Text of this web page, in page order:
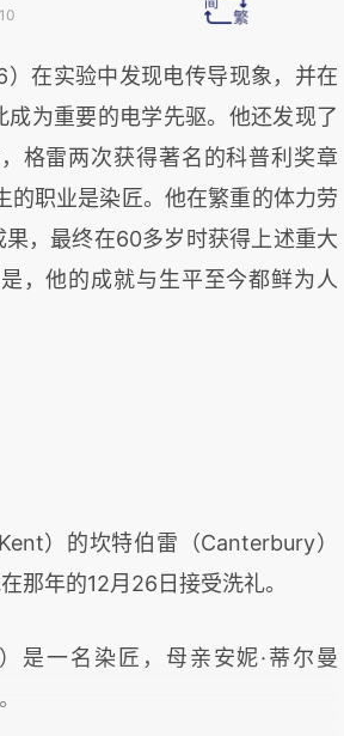
在实验中发现电传导现象，并在
为重要的电学先驱。他还发现了
格雷两次获得著名的科普利奖章
的职业是染匠。他在繁重的体力劳
，最终在60多岁时获得上述重大
，他的成就与生平至今都鲜为人
）的坎特伯雷（Canterbury）
那年的12月26日接受洗礼。
是一名染匠，母亲安妮·蒂尔曼